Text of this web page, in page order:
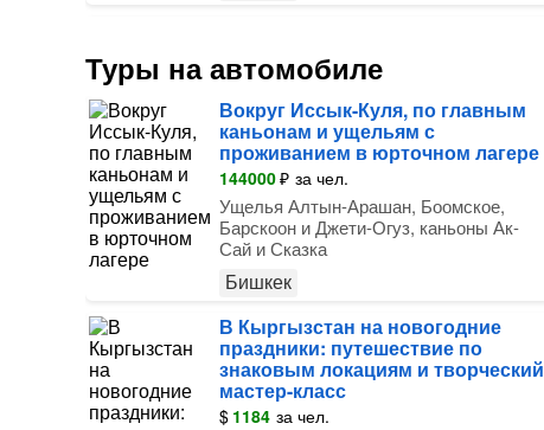
Туры на автомобиле
Вокруг Иссык-Куля, по главным
каньонам и ущельям с
проживанием в юрточном лагере
144000₽ за чел.
Ущелья Алтын-Арашан, Боомское,
Барскоон и Джети-Огуз, каньоны Ак-
Сай и Сказка
Бишкек
В Кыргызстан на новогодние
праздники: путешествие по
знаковым локациям и творческий
мастер-класс
$ 1184 за чел.